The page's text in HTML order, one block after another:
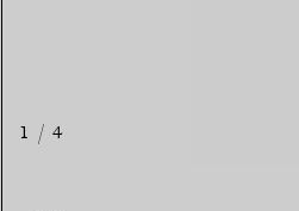
1 / 4